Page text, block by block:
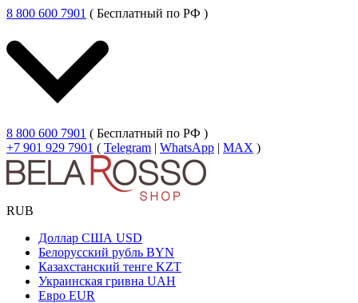
8 800 600 7901 ( Бесплатный по РФ )
8 800 600 7901 ( Бесплатный по РФ )
+7 901 929 7901 ( Telegram | WhatsApp | MAX )
RUB
Доллар США USD
Белорусский рубль BYN
Казахстанский тенге KZT
Украинская гривна UAH
Евро EUR